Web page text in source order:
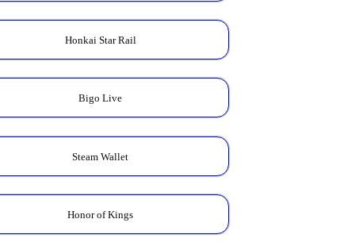
Honkai Star Rail
Bigo Live
Steam Wallet
Honor of Kings